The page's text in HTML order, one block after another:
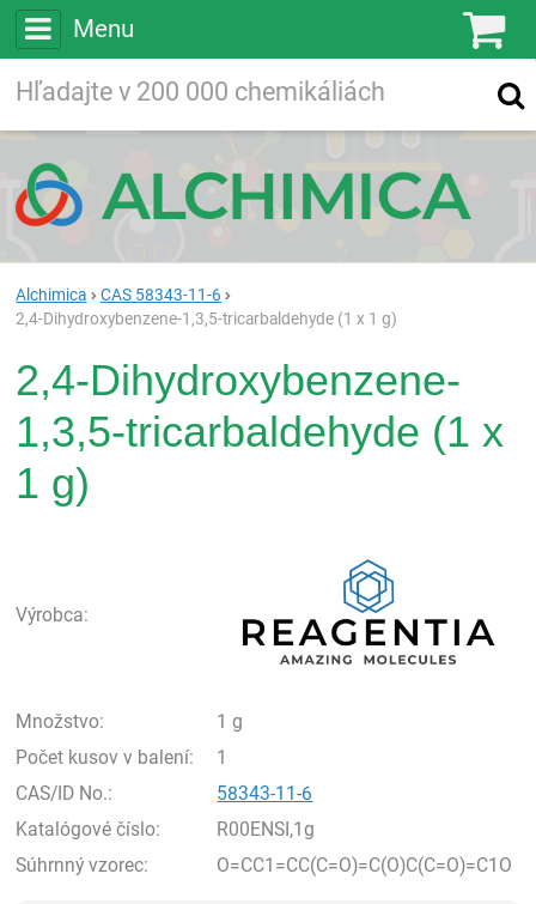
Menu
Vyhľadávanie
Alchimica
CAS 58343-11-6
2,4-Dihydroxybenzene-1,3,5-tricarbaldehyde (1 x 1 g)
2,4-Dihydroxybenzene-
1,3,5-tricarbaldehyde (1 x
1 g)
Výrobca:
Množstvo:
1 g
Počet kusov v balení:
1
CAS/ID No.:
58343-11-6
Katalógové číslo:
R00ENSI,1g
Súhrnný vzorec:
O=CC1=CC(C=O)=C(O)C(C=O)=C1O